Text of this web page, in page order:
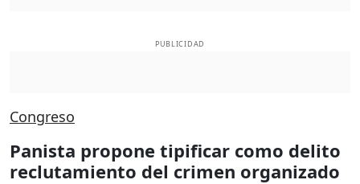
PUBLICIDAD
Congreso
Panista propone tipificar como delito
reclutamiento del crimen organizado